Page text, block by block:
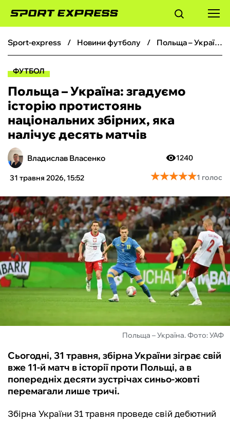
ФУТБОЛ
БОКС
ХОКЕЙ
ТЕНІС
КІБЕРСПОРТ
ЧС-2026
ФУТЗАЛ
ІНШІ
БУКМЕКЕРИ
sport-express новини футболу Польща – Україна: згадуємо історію протистоянь національних збірних, яка налічує десять матчів
ФУТБОЛ
Польща – Україна: згадуємо
історію протистоянь
національних збірних, яка
налічує десять матчів
Владислав Власенко
31 травня 2026, 15:52
1240
★★★★★
★★★★★1 голос
Польща – Україна. Фото: УАФ
Сьогодні, 31 травня, збірна України зіграє свій
вже 11-й матч в історії проти Польщі, а в
попередніх десяти зустрічах синьо-жовті
перемагали лише тричі.
Збірна України 31 травня проведе свій дебютний